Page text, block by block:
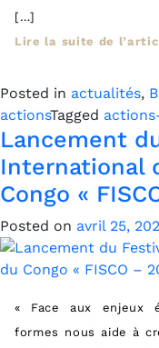
[…]
Lire la suite de
Posted in actualités,
actionsTagged
Lancement
International
Congo «
Posted on avril 25,
« Face aux enjeux
formes nous aide à